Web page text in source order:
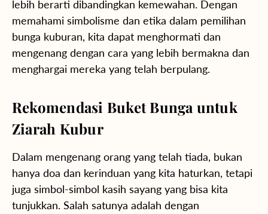
lebih berarti dibandingkan kemewahan. Dengan
memahami simbolisme dan etika dalam pemilihan
bunga kuburan, kita dapat menghormati dan
mengenang dengan cara yang lebih bermakna dan
menghargai mereka yang telah berpulang.
Rekomendasi Buket Bunga untuk
Ziarah Kubur
Dalam mengenang orang yang telah tiada, bukan
hanya doa dan kerinduan yang kita haturkan, tetapi
juga simbol-simbol kasih sayang yang bisa kita
tunjukkan. Salah satunya adalah dengan